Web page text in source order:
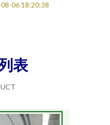
06 18:20:38
表